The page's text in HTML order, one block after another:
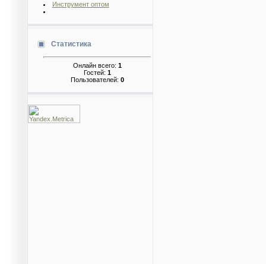
Инструмент оптом
Статистика
Онлайн всего: 1
Гостей: 1
Пользователей: 0